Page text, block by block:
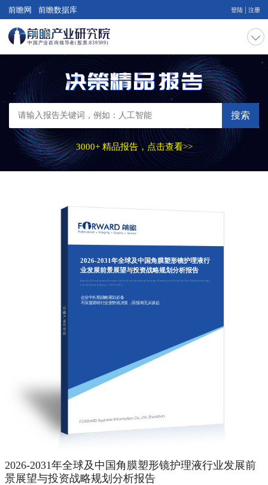
前瞻网 前瞻数据库 登陆 注册
搜索
3000+ 精品报告，点击查看>>
2026-2031年全球及中国角膜塑形镜护理液行
业发展前景展望与投资战略规划分析报告
Report of Development Prospect Outlook and Investment Strategy Planning on Global & China Orthokeratology
Care Solution Industry（2026-2031）
企业中长期战略规划必备
不深度调研行业形势就决策，回报将无从谈起
2026-2031年全球及中国角膜塑形镜护理液行业发展前
景展望与投资战略规划分析报告